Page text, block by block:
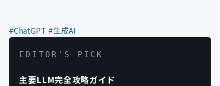
#ChatGPT #生成AI
EDITOR'S PICK
主要LLM完全攻略ガイド